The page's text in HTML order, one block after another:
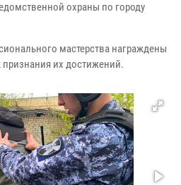
охраны по городу
мастерства награждены
их достижений.